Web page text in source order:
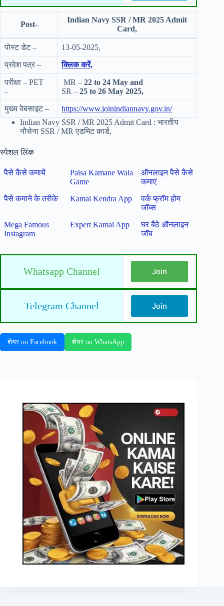
Post-
Indian Navy SSR / MR 2025 Admit
Card,
पोस्ट डेट – 13-05-2025,
प्रवेश पत्र – क्लिक करें,
परीक्षा – PET
–
MR – 22 to 24 May and
SR – 25 to 26 May 2025,
मुख्य वेबसाइट –
https://www.joinindiannavy.gov.in/
Indian Navy SSR / MR 2025 Admit Card : भारतीय
नौसेना SSR / MR एडमिट कार्ड,
स्पेशल लिंक
पैसे कैसे कमायें
Paisa Kamane Wala
Game
ऑनलाइन पैसे कैसे
कमाएं
पैसे कमाने के तरीके
Kamai Kendra App
वर्क फ्रॉम होम
जॉब्स
Mega Famous
Instagram
Expert Kamai App
घर बैठे ऑनलाइन
जॉब
Whatsapp Channel Join
Telegram Channel Join
शेयर on Facebook शेयर on WhatsApp